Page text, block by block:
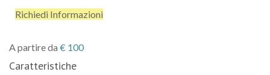
Richiedi Informazioni
A partire da € 100
Caratteristiche